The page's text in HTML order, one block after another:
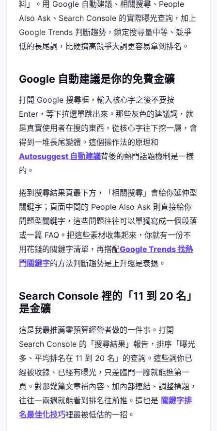
料」。用 Google 自動建議、相關搜尋、People
Also Ask、Search Console 的實際曝光查詢，加上
Google Trends 判斷趨勢，鎖定搜尋量中等、競爭
低的長尾詞，比硬擠高競爭大詞更容易拿到排名。
Google 自動建議是你的免費金礦
打開 Google 搜尋框，輸入核心字之後不要按
Enter，等下拉選單跳出來。那些灰色的建議詞，就
是真實使用者在搜的東西，從核心字往下挖一層，會
得到一堆長尾變體。這個操作法的原理和
Autosuggest 自動建議背後的熱門話題機制是一樣
的。
捲到搜尋結果頁最下方，「相關搜尋」會給你延伸型
關鍵字；頁面中間的 People Also Ask 則直接給你
問題型關鍵字，這些問題往往可以單獨寫成一個段落
或一篇 FAQ。把這些素材收集起來，你就有一份不
用花錢的關鍵字清單，再搭配Google Trends 找熱
門關鍵字的方法判斷趨勢是上升還是衰退。
Search Console 裡的「11 到 20 名」
是金礦
這是我最推薦零預算經營者做的一件事。打開
Search Console 的「搜尋結果」報告，排序「曝光
多、平均排名在 11 到 20 名」的查詢。這些詞你已
經被收錄、已經有曝光，只差臨門一腳就能進第一
頁。對那幾篇文章補內容、加內部連結、調整標題，
往往一兩週就能看到排名往前推。這也是 關鍵字排
名最佳化技巧裡最被低估的一招。